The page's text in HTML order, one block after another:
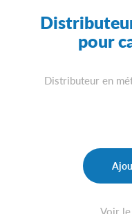
pour
Distributeur en
Voir